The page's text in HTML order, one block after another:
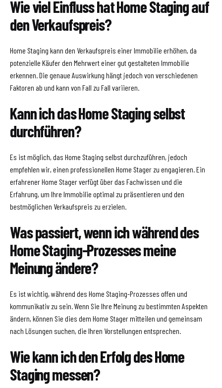
Wie viel Einfluss hat Home Staging auf
den Verkaufspreis?
Home Staging kann den Verkaufspreis einer Immobilie erhöhen, da
potenzielle Käufer den Mehrwert einer gut gestalteten Immobilie
erkennen. Die genaue Auswirkung hängt jedoch von verschiedenen
Faktoren ab und kann von Fall zu Fall variieren.
Kann ich das Home Staging selbst
durchführen?
Es ist möglich, das Home Staging selbst durchzuführen, jedoch
empfehlen wir, einen professionellen Home Stager zu engagieren. Ein
erfahrener Home Stager verfügt über das Fachwissen und die
Erfahrung, um Ihre Immobilie optimal zu präsentieren und den
bestmöglichen Verkaufspreis zu erzielen.
Was passiert, wenn ich während des
Home Staging-Prozesses meine
Meinung ändere?
Es ist wichtig, während des Home Staging-Prozesses offen und
kommunikativ zu sein. Wenn Sie Ihre Meinung zu bestimmten Aspekten
ändern, können Sie dies dem Home Stager mitteilen und gemeinsam
nach Lösungen suchen, die Ihren Vorstellungen entsprechen.
Wie kann ich den Erfolg des Home
Staging messen?